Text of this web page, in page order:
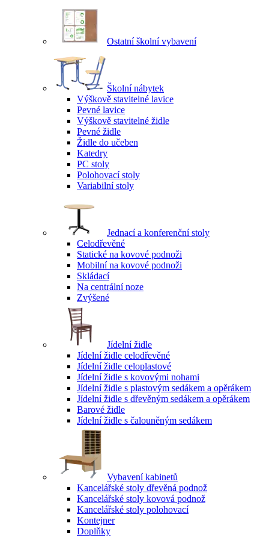
Ostatní školní vybavení
Školní nábytek
Výškově stavitelné lavice
Pevné lavice
Výškově stavitelné židle
Pevné židle
Židle do učeben
Katedry
PC stoly
Polohovací stoly
Variabilní stoly
Jednací a konferenční stoly
Celodřevěné
Statické na kovové podnoži
Mobilní na kovové podnoži
Skládací
Na centrální noze
Zvýšené
Jídelní židle
Jídelní židle celodřevěné
Jídelní židle celoplastové
Jídelní židle s kovovými nohami
Jídelní židle s plastovým sedákem a opěrákem
Jídelní židle s dřevěným sedákem a opěrákem
Barové židle
Jídelní židle s čalouněným sedákem
Vybavení kabinetů
Kancelářské stoly dřevěná podnož
Kancelářské stoly kovová podnož
Kancelářské stoly polohovací
Kontejner
Doplňky